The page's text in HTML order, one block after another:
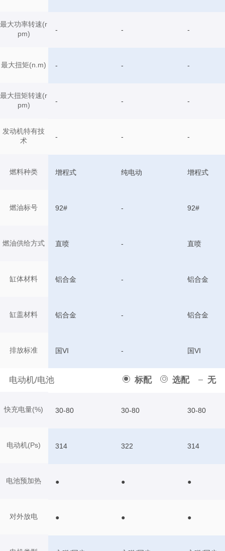
最大功率转速(r
pm)
最大扭矩(n.m)
最大扭矩转速(r
pm)
发动机特有技
术
燃料种类
燃油标号
燃油供给方式
缸体材料
缸盖材料
排放标准
电动机/电池 标配 选配 无
快充电量(%)
电动机(Ps)
电池预加热
对外放电
- - -
- - -
- - -
- - -
增程式 纯电动 增程式
92# - 92#
直喷 - 直喷
铝合金 - 铝合金
铝合金 - 铝合金
国VI - 国VI
30-80 30-80 30-80
314 322 314
● ● ●
● ● ●